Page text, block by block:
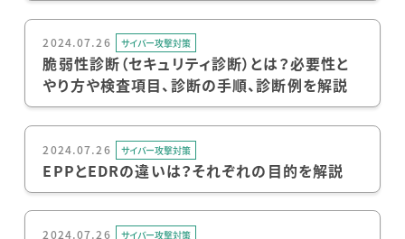
2024.07.26 サイバー攻撃対策
脆弱性診断（セキュリティ診断）とは？必要性と
やり方や検査項目、診断の手順、診断例を解説
2024.07.26 サイバー攻撃対策
EPPとEDRの違いは？それぞれの目的を解説
2024.07.26 サイバー攻撃対策